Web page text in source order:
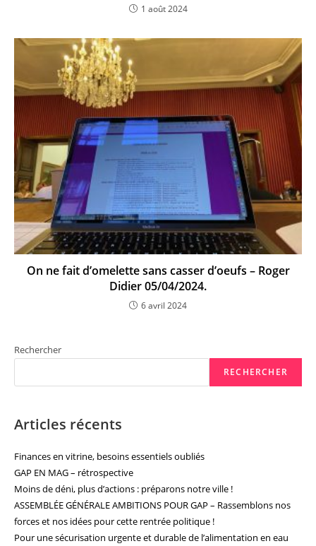
1 août 2024
On ne fait d’omelette sans casser d’oeufs – Roger
Didier 05/04/2024.
6 avril 2024
Rechercher
RECHERCHER
Articles récents
Finances en vitrine, besoins essentiels oubliés
GAP EN MAG – rétrospective
Moins de déni, plus d’actions : préparons notre ville !
ASSEMBLÉE GÉNÉRALE AMBITIONS POUR GAP – Rassemblons nos
forces et nos idées pour cette rentrée politique !
Pour une sécurisation urgente et durable de l’alimentation en eau